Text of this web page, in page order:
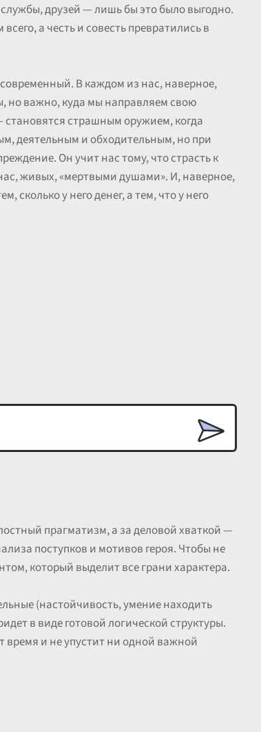
друзей — лишь бы это было выгодно.
а честь и совесть превратились в
В каждом из нас, наверное,
но важно, куда мы направляем свою
страшным оружием, когда
деятельным и обходительным, но при
Он учит нас тому, что страсть к
живых, «мертвыми душами». И, наверное,
сколько у него денег, а тем, что у него
прагматизм, а за деловой хваткой —
поступков и мотивов героя. Чтобы не
который выделит все грани характера.
(настойчивость, умение находить
в виде готовой логической структуры.
и не упустит ни одной важной